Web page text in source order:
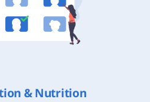
& Nutrition